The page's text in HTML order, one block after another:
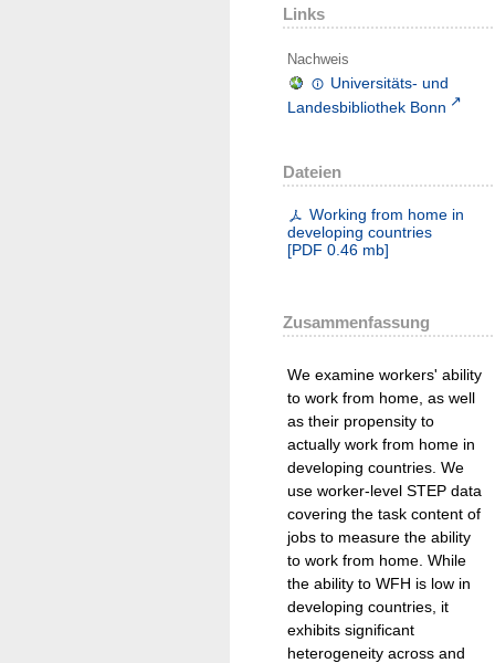
Links
Nachweis
Universitäts- und
Landesbibliothek Bonn
Dateien
Working from home in
developing countries
[PDF 0.46 mb]
Zusammenfassung
We examine workers' ability
to work from home, as well
as their propensity to
actually work from home in
developing countries. We
use worker-level STEP data
covering the task content of
jobs to measure the ability
to work from home. While
the ability to WFH is low in
developing countries, it
exhibits significant
heterogeneity across and